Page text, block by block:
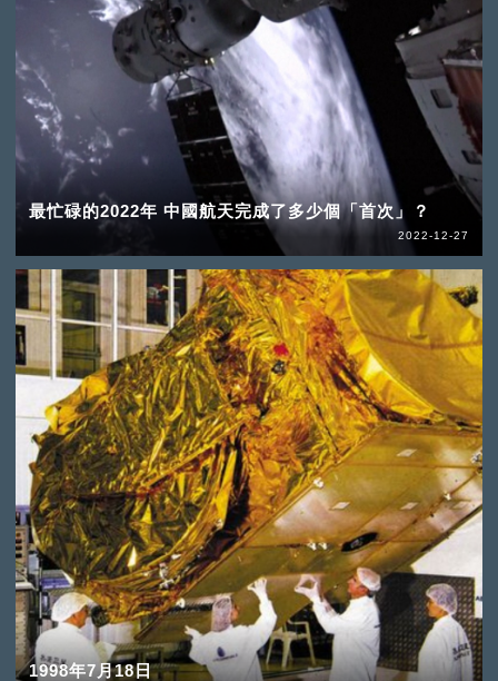
最忙碌的2022年 中國航天完成了多少個「首次」？
2022-12-27
1998年7月18日